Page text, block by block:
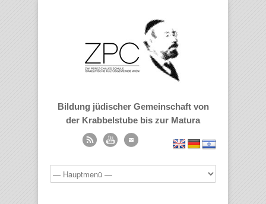
Bildung jüdischer Gemeinschaft von
der Krabbelstube bis zur Matura